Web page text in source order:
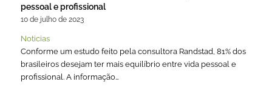
pessoal e profissional
10 de julho de 2023
Noticias
Conforme um estudo feito pela consultora Randstad, 81% dos
brasileiros desejam ter mais equilíbrio entre vida pessoal e
profissional. A informação…